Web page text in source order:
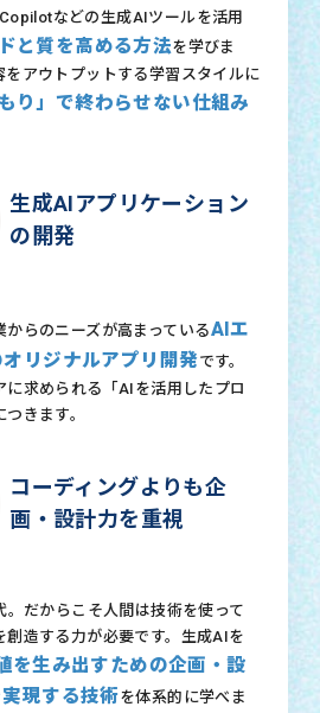
などの生成AIツールを活用
と質を高める方法を学びま
をアウトプットする学習スタイルに
り」で終わらせない仕組み
生成AIアプリケーション
の開発
らのニーズが高まっているAIエ
リジナルアプリ開発です。
に求められる「AIを活用したプロ
きます。
コーディングよりも企
画・設計力を重視
。だからこそ人間は技術を使って
創造する力が必要です。生成AIを
を生み出すための企画・設
現する技術を体系的に学べま